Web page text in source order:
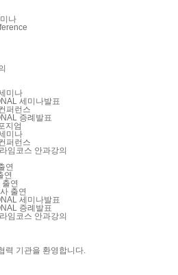
나
미나
세미나발표
퍼런스
증례발표
지엄
미나
퍼런스
임코스 안과강의
연
연
연
출연
세미나발표
증례발표
임코스 안과강의
력 기관을 환영합니다.